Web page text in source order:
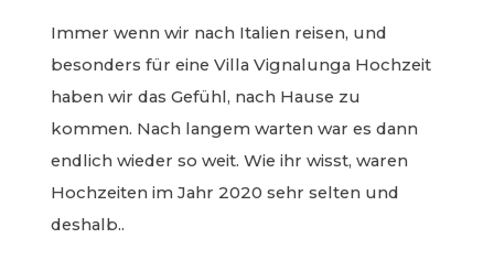
Immer wenn wir nach Italien reisen, und
besonders für eine Villa Vignalunga Hochzeit
haben wir das Gefühl, nach Hause zu
kommen. Nach langem warten war es dann
endlich wieder so weit. Wie ihr wisst, waren
Hochzeiten im Jahr 2020 sehr selten und
deshalb..